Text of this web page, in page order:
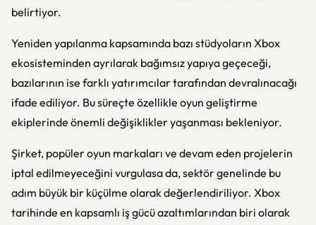
belirtiyor.
Yeniden yapılanma kapsamında bazı stüdyoların Xbox
ekosisteminden ayrılarak bağımsız yapıya geçeceği,
bazılarının ise farklı yatırımcılar tarafından devralınacağı
ifade ediliyor. Bu süreçte özellikle oyun geliştirme
ekiplerinde önemli değişiklikler yaşanması bekleniyor.
Şirket, popüler oyun markaları ve devam eden projelerin
iptal edilmeyeceğini vurgulasa da, sektör genelinde bu
adım büyük bir küçülme olarak değerlendiriliyor. Xbox
tarihinde en kapsamlı iş gücü azaltımlarından biri olarak